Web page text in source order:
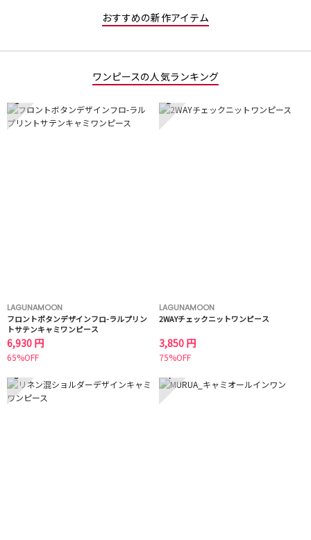
おすすめの新作アイテム
ワンピースの人気ランキング
1
LAGUNAMOON
フロントボタンデザインフロ-ラルプリン
トサテンキャミワンピース
6,930 円
65%OFF
2
LAGUNAMOON
2WAYチェックニットワンピース
3,850 円
75%OFF
3 4